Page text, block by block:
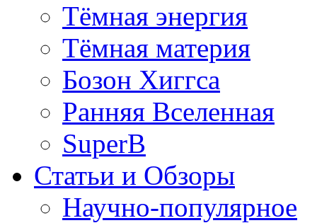
Тёмная энергия
Тёмная материя
Бозон Хиггса
Ранняя Вселенная
SuperB
Статьи и Обзоры
Научно-популярное